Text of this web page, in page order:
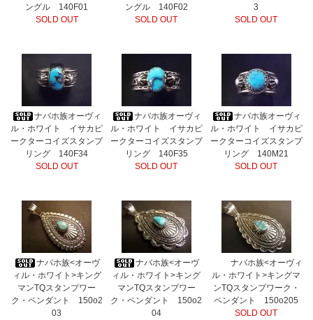
ングル 140F01
SOLD OUT
ングル 140F02
SOLD OUT
3
SOLD OUT
ナバホ族オーヴィ
ル・ホワイト イサカピ
ークターコイズスタンプ
リング 140F34
SOLD OUT
ナバホ族オーヴィ
ル・ホワイト イサカピ
ークターコイズスタンプ
リング 140F35
SOLD OUT
ナバホ族オーヴィ
ル・ホワイト イサカピ
ークターコイズスタンプ
リング 140M21
SOLD OUT
ナバホ族<オーヴ
ィル・ホワイト>キング
マンTQスタンプワー
ク・ペンダント 150o2
03
ナバホ族<オーヴ
ィル・ホワイト>キング
マンTQスタンプワー
ク・ペンダント 150o2
04
ナバホ族<オーヴィ
ル・ホワイト>キングマ
ンTQスタンプワーク・
ペンダント 150o205
SOLD OUT